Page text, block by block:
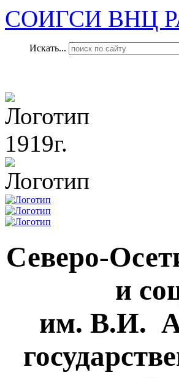
СОИГСИ ВНЦ
Искать...
1919г.
Северо-
и
им. В.И.